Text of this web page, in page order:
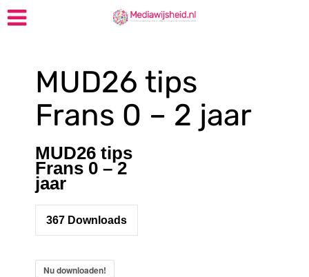
MUD26 tips
Frans 0 – 2 jaar
MUD26 tips
Frans 0 – 2
jaar
367 Downloads
Nu downloaden!